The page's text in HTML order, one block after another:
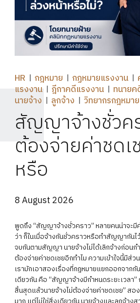
HR กฎหมาย กฏหมายแรงงาน
แรงงาน
ฎีกาคดีแรงงาน
ทนาย
นายจ้าง
ลูกจ้าง วิทยากรกฎหมา
สัญญาจ้างชั่วค
ต้องจ่ายค่าชดเ
หรือ
8 August 2026
พูดถึง “สัญญาจ้างชั่วคราว” หลายคนน่าจะมี
ว่า ก็ในเมื่อจ้างกันชั่วคราวหรือทำสัญญากัน
จบกันตามสัญญา นายจ้างไม่ได้เลิกจ้างก่อนก
ต้องจ่ายค่าชดเชยอีกทำไม ความเข้าใจนี้มีส่
เรามักเอาสองเรื่องที่กฎหมายแยกออกจากกั
เดียวกัน คือ “สัญญาจ้างมีกำหนดระยะเวลา
สิ้นสุดแล้วนายจ้างไม่ต้องจ่ายค่าชดเชย” ส